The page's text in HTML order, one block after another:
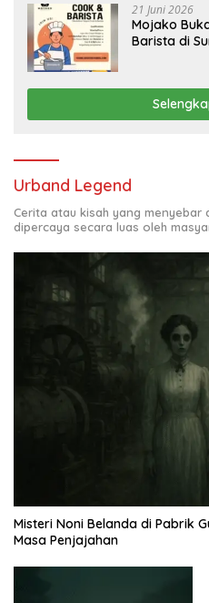
21 Juni 2026
Mojako
Barista di
Urband Legend
Cerita atau kisah yang menyebar
dipercaya secara luas oleh
Misteri Noni Belanda di Pabrik
Masa Penjajahan